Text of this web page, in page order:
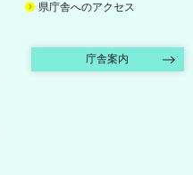
県庁舎へのアクセス
庁舎案内